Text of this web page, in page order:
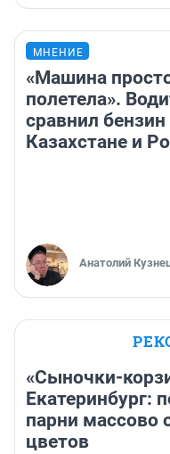
МНЕНИЕ
«Машина
полетела».
сравнил бензин
Казахстане и
Анатолий
«Сыночки-
Екатеринбург:
парни массово
цветов